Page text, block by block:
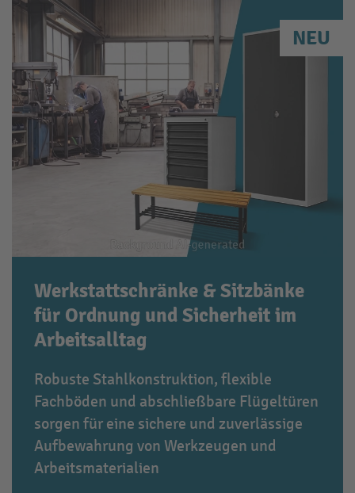
NEU
Werkstattschränke & Sitzbänke
für Ordnung und Sicherheit im
Arbeitsalltag
Robuste Stahlkonstruktion, flexible
Fachböden und abschließbare Flügeltüren
sorgen für eine sichere und zuverlässige
Aufbewahrung von Werkzeugen und
Arbeitsmaterialien